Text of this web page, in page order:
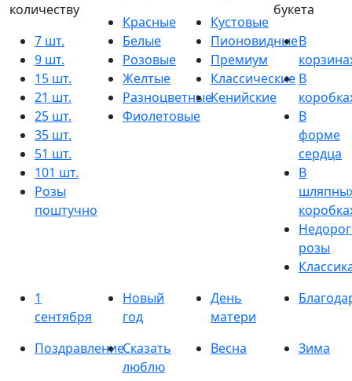
количеству
7 шт.
9 шт.
15 шт.
21 шт.
25 шт.
35 шт.
51 шт.
101 шт.
Розы
поштучно
Красные
Белые
Розовые
Желтые
Разноцветные
Фиолетовые
Кустовые
Пионовидные
Премиум
Классические
Кенийские
букета
В
В
В
форме
сердца
В
розы
1
сентября
Новый
год
День
матери
ПоздравлениеСказать
люблю
Весна Зима